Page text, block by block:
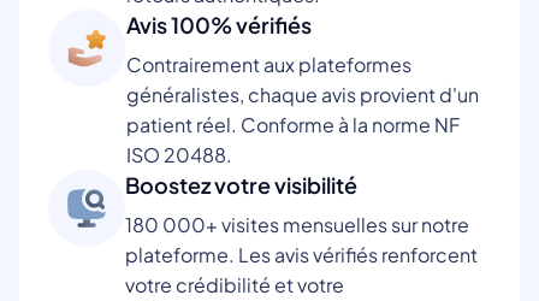
Avis 100% vérifiés
Contrairement aux plateformes
généralistes, chaque avis provient d'un
patient réel. Conforme à la norme NF
ISO 20488.
Boostez votre visibilité
180 000+ visites mensuelles sur notre
plateforme. Les avis vérifiés renforcent
votre crédibilité et votre